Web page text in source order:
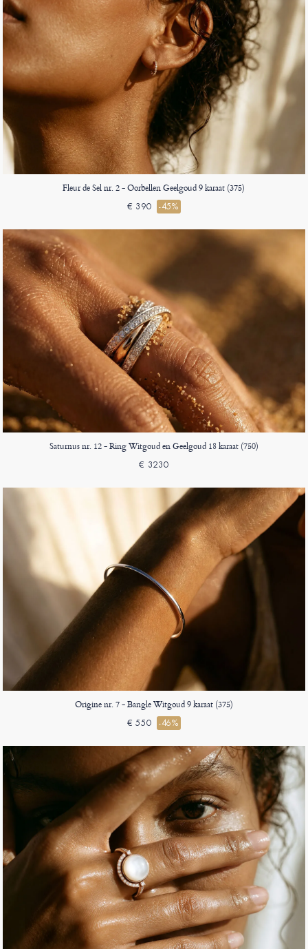
Fleur de Sel nr. 2 - Oorbellen Geelgoud 9 karaat (375)
€ 390 -45%
Saturnus nr. 12 - Ring Witgoud en Geelgoud 18 karaat (750)
€ 3230
Origine nr. 7 - Bangle Witgoud 9 karaat (375)
€ 550 -46%